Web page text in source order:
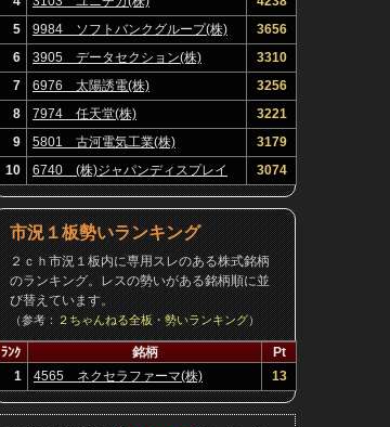
5
9984 ソフトバンクグループ(株)
3656
6
3905 データセクション(株)
3310
7
6976 太陽誘電(株)
3256
8
7974 任天堂(株)
3221
9
5801 古河電気工業(株)
3179
10
6740 (株)ジャパンディスプレイ 3074
市況１板勢いランキング
２ｃｈ市況１板内に専用スレのある株式銘柄
のランキング。レスの勢いがある銘柄順に並
び替えています。
（参考：２ちゃんねる全板・勢いランキング）
ﾗﾝｸ 銘柄
Pt
1
4565 ネクセラファーマ(株) 13